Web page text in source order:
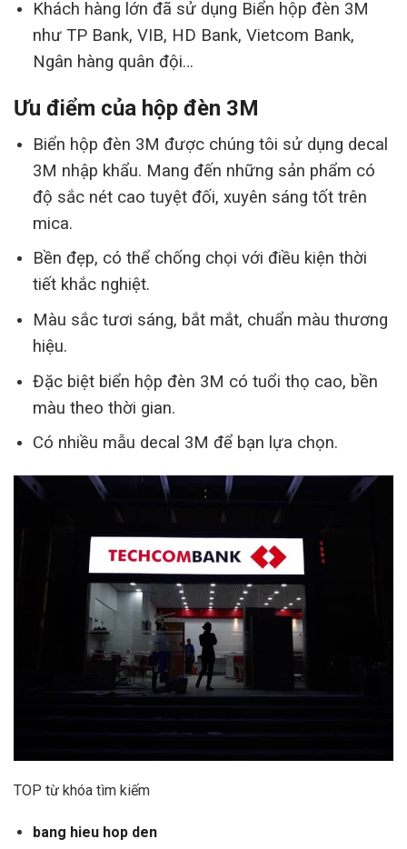
Khách hàng lớn đã sử dụng Biển hộp đèn 3M
như TP Bank, VIB, HD Bank, Vietcom Bank,
Ngân hàng quân đội…
Ưu điểm của hộp đèn 3M
Biển hộp đèn 3M được chúng tôi sử dụng decal
3M nhập khẩu. Mang đến những sản phẩm có
độ sắc nét cao tuyệt đối, xuyên sáng tốt trên
mica.
Bền đẹp, có thể chống chọi với điều kiện thời
tiết khắc nghiệt.
Màu sắc tươi sáng, bắt mắt, chuẩn màu thương
hiệu.
Đặc biệt biển hộp đèn 3M có tuổi thọ cao, bền
màu theo thời gian.
Có nhiều mẫu decal 3M để bạn lựa chọn.
TOP từ khóa tìm kiếm
bang hieu hop den